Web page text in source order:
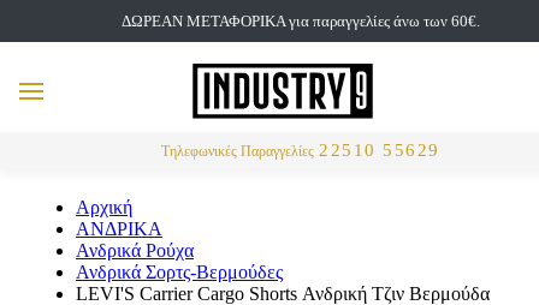
ΔΩΡΕΑΝ ΜΕΤΑΦΟΡΙΚΑ για παραγγελίες άνω των 60€.
Τηλεφωνικές Παραγγελίες 22510 55629
MENU
Αρχική
ΑΝΔΡΙΚΑ
Ανδρικά Ρούχα
Ανδρικά Σορτς-Βερμούδες
LEVI'S Carrier Cargo Shorts Ανδρική Τζιν Βερμούδα